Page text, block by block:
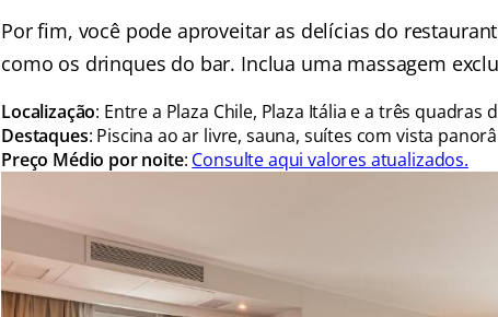
Por fim, você pode aproveitar as delícias do
como os drinques do bar. Inclua uma massagem
Localização: Entre a Plaza Chile, Plaza Itália e a três quadras
Destaques: Piscina ao ar livre, sauna, suítes com vista
Preço Médio por noite: Consulte aqui valores atualizados.